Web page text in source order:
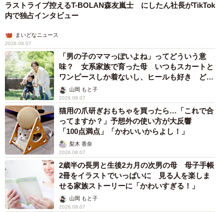
【3位 家計に無頓着】
・目先のことしか考えてないようで、貯蓄や保険等に関し
てノータッチなので、将来を不安に感じるときがある（20
代女性）
・家計に無頓着。無頓着ゆえに私主導でお金を管理できる
のは楽ですが、「光熱費をポイントのつかない口座引き落
としにする」「割高なガソリンスタンドで給油」など、節
約志向がまったくないのには困りました（30代女性）
【4位 家計に厳しすぎる】
・家計簿に執着しすぎて、遊べないことも多かった（20代
男性）
・買い物の方法に異常なほどこだわりがあり、お得なスー
パーや買い方でないと怒る（30代女性）
・節約が趣味になっていて、最低限しかお金を使わないの
ラストライブ控えるT-BOLAN森友嵐士 にしたん社長がTikTok
内で独占インタビュー
まいどなニュース
2026.08.07
「男の子のママっぽいよね」ってどういう意
味？ 女系家族で育った母 いつもスカートと
ワンピースしか着ないし、ヒールも好き どの
へんが…
山岡 もと子
2026.08.07
猫用の爪研ぎおもちゃを買ったら…「これで合
ってますか？」予想外の使い方が大反響
「100点満点」「かわいいからよし！」
梨木 香奈
2026.08.07
2歳半の長男と生後2カ月の次男の母 母子手帳
2冊をイラストでいっぱいに 見る人を楽しま
せる家族ストーリーに「かわいすぎる！」
山岡 もと子
2026.08.07